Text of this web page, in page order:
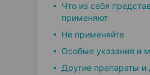
Что из себя
применяют
Не применяйте
Особые указания и
Другие препараты и